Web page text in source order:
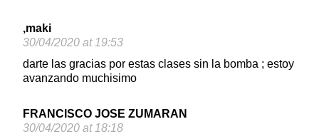
,maki
30/04/2020 at 19:53
darte las gracias por estas clases sin la bomba ; estoy
avanzando muchisimo
FRANCISCO JOSE ZUMARAN
30/04/2020 at 18:18